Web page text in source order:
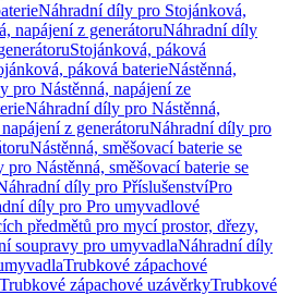
Náhradní díly pro Stojánková,
napájení z generátoruNáhradní díly
Stojánková, páková
páková baterieNástěnná,
pro Nástěnná, napájení ze
Náhradní díly pro Nástěnná,
z generátoruNáhradní díly pro
Nástěnná, směšovací baterie se
Nástěnná, směšovací baterie se
díly pro PříslušenstvíPro
díly pro Pro umyvadlové
předmětů pro mycí prostor, dřezy,
soupravy pro umyvadlaNáhradní díly
Trubkové zápachové
zápachové uzávěrkyTrubkové